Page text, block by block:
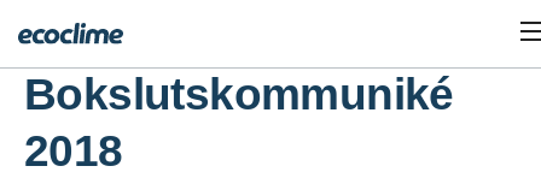
Bokslutskommuniké
2018